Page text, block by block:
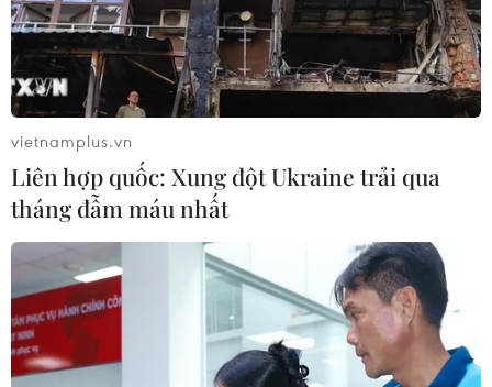
vietnamplus.vn
Liên hợp quốc: Xung đột Ukraine trải qua
tháng đẫm máu nhất